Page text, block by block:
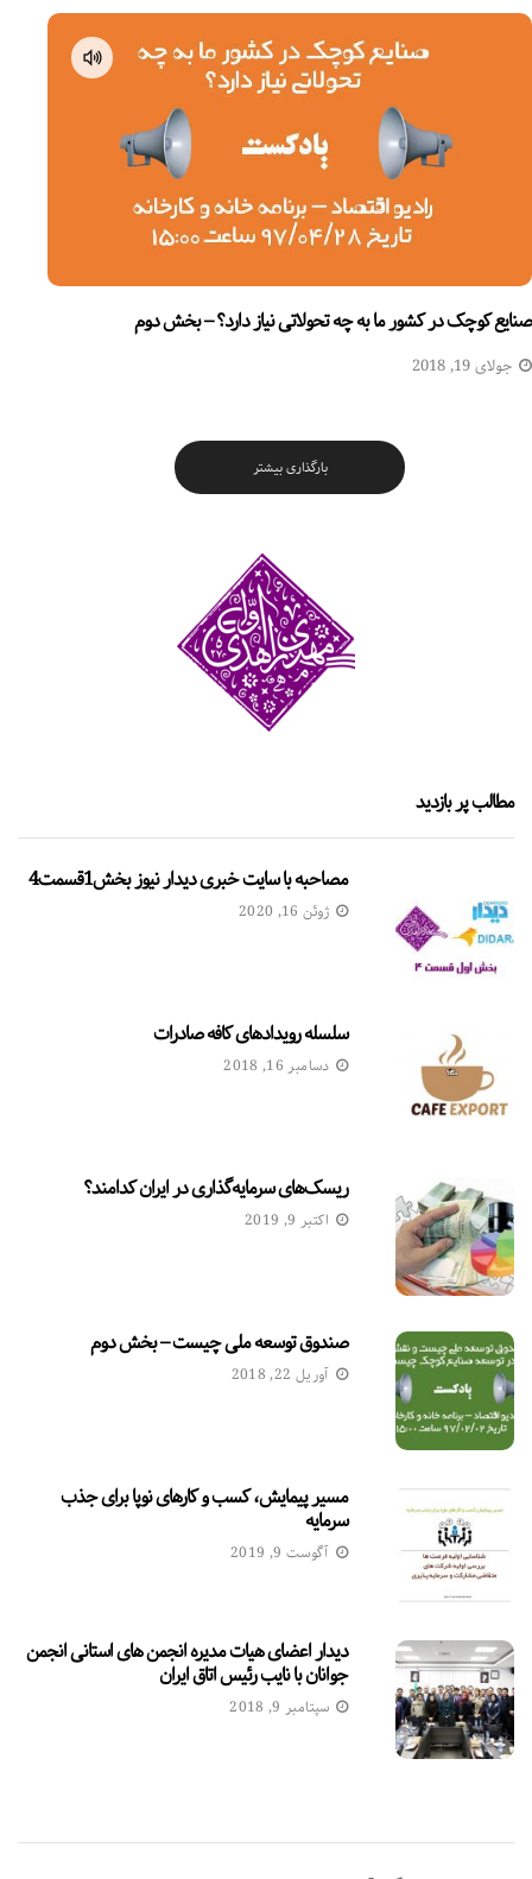
صنایع کوچک در کشور ما به چه تحولاتی نیاز دارد؟ – بخش دوم
جولای 19, 2018
بارگذاری بیشتر
مطالب پر بازدید
مصاحبه با سایت خبری دیدار نیوز بخش1قسمت4
ژوئن 16, 2020
سلسله رویدادهای کافه صادرات
دسامبر 16, 2018
ریسک‌های سرمایه‌گذاری در ایران کدامند؟
اکتبر 9, 2019
صندوق توسعه ملی چیست – بخش دوم
آوریل 22, 2018
مسیر پیمایش، کسب و کارهای نوپا برای جذب
سرمایه
آگوست 9, 2019
دیدار اعضای هیات مدیره انجمن های استانی انجمن
جوانان با نایب رئیس اتاق ایران
سپتامبر 9, 2018